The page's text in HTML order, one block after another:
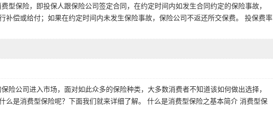
型保险，即投保人跟保险公司签定合同，在约定时间内如发生合同约定的保险事故，
补偿或给付；如果在约定时间内未发生保险事故，保险公司不返还所交保费。 投保费率
险公司进入市场，面对如此众多的保险种类，大多数消费者不知道该如何做出选择，
么是消费型保险呢？下面我们就来详细了解。 什么是消费型保险之基本简介 消费型保